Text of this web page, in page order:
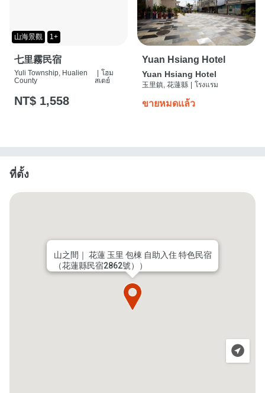
山海景觀 1+
七里霧民宿
Yuli Township, Hualien
County
โฮม
สเตย์
NT$ 1,558
Yuan Hsiang Hotel
Yuan Hsiang Hotel
玉里鎮, 花蓮縣 โรงแรม
ขายหมดแล้ว
ที่ตั้ง
山之間｜ 花蓮 玉里 包棟 自助入住 特色民宿
（花蓮縣民宿2862號））